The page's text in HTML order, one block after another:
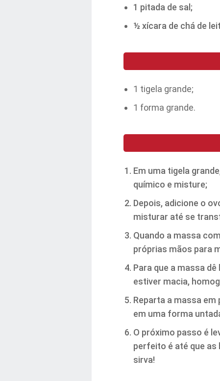
1 pitada de sal;
½ xícara de chá de
1 tigela grande;
1 forma grande.
Em uma tigela
químico e misture;
Depois, adicione o
misturar até se
Quando a massa
próprias mãos para
Para que a massa
estiver macia,
Reparta a massa
em uma forma
O próximo passo é
perfeito é até que as
sirva!